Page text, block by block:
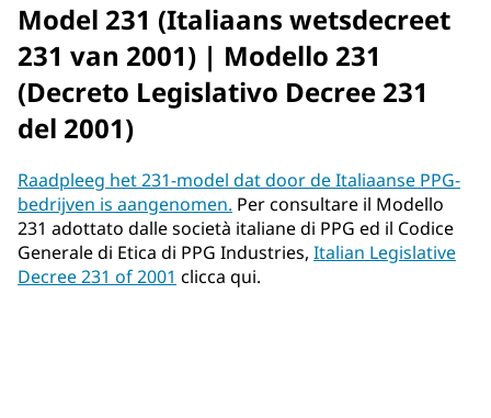
Model 231 (Italiaans wetsdecreet
231 van 2001) | Modello 231
(Decreto Legislativo Decree 231
del 2001)
Raadpleeg het 231-model dat door de Italiaanse PPG-
bedrijven is aangenomen. Per consultare il Modello
231 adottato dalle società italiane di PPG ed il Codice
Generale di Etica di PPG Industries, Italian Legislative
Decree 231 of 2001 clicca qui.